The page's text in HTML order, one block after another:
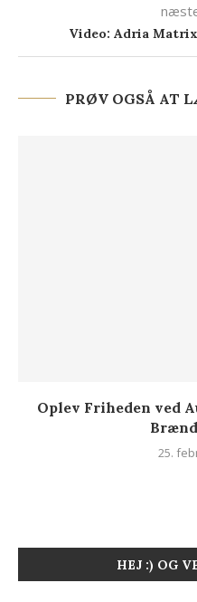
Video: Adria
PRØV OGSÅ AT
Oplev Friheden ved
25.
HEJ :) OG